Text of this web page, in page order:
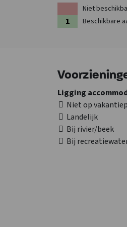
Zwammerdam.
van Zuid-Holland.
Niet
Beschikbare
Ligging
Niet op
Landelijk
Bij rivier/beek
Bij